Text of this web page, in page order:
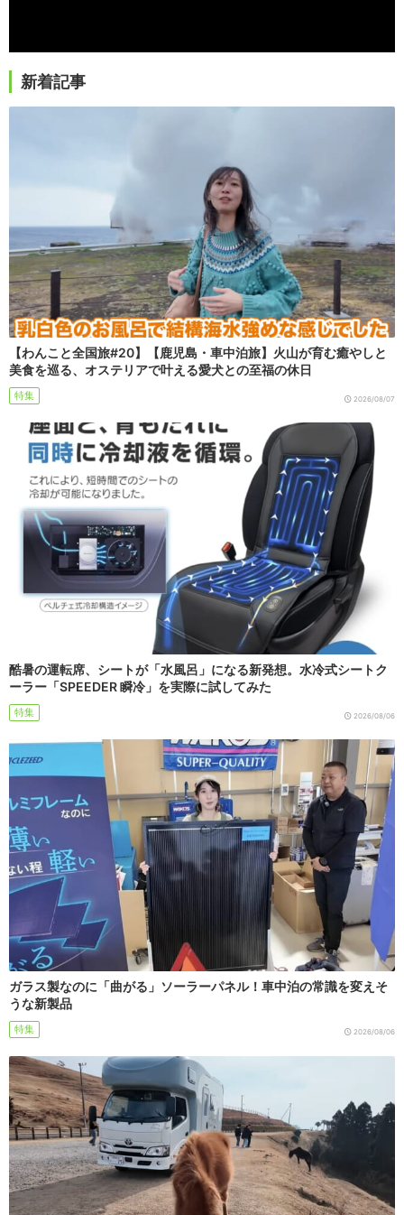
新着記事
【わんこと全国旅#20】【鹿児島・車中泊旅】火山が育む癒やしと
美食を巡る、オステリアで叶える愛犬との至福の休日
特集 2026/08/07
酷暑の運転席、シートが「水風呂」になる新発想。水冷式シートク
ーラー「SPEEDER 瞬冷」を実際に試してみた
特集 2026/08/06
ガラス製なのに「曲がる」ソーラーパネル！車中泊の常識を変えそ
うな新製品
特集 2026/08/06